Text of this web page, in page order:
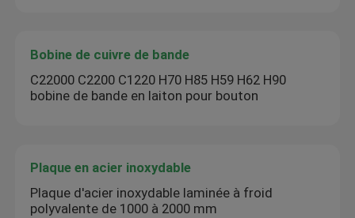
Bobine de cuivre de bande
C22000 C2200 C1220 H70 H85 H59 H62 H90
bobine de bande en laiton pour bouton
Plaque en acier inoxydable
Plaque d'acier inoxydable laminée à froid
polyvalente de 1000 à 2000 mm